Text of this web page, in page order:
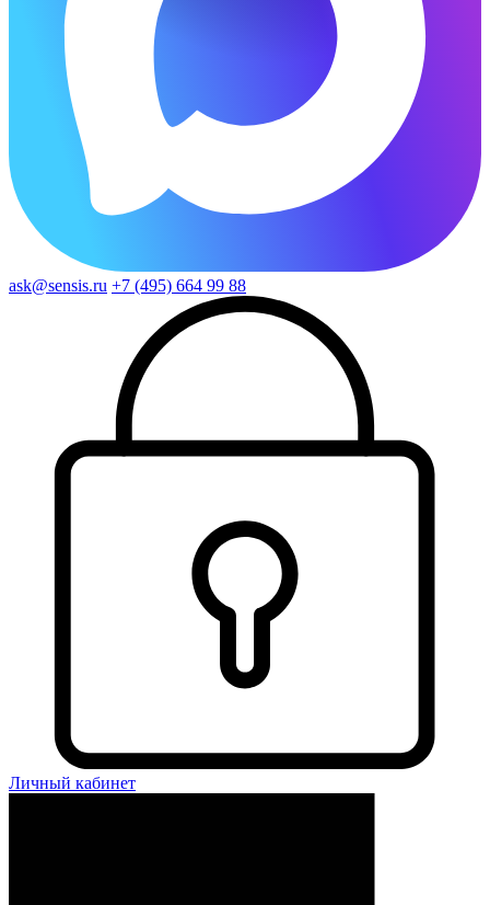
ask@sensis.ru +7 (495) 664 99 88
Личный кабинет